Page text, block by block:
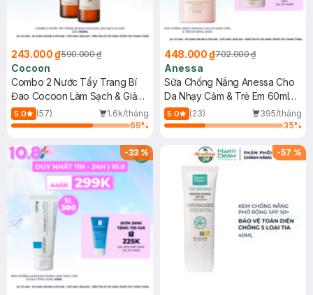
243.000 ₫590.000 ₫
Cocoon
Combo 2 Nước Tẩy Trang Bí
Đao Cocoon Làm Sạch & Giảm
Dầu 500ml
5.0 (57)
1.6k/tháng
69%
448.000 ₫702.000 ₫
Anessa
Sữa Chống Nắng Anessa Cho
Da Nhạy Cảm & Trẻ Em 60ml
(Mới)
5.0 (23)
395/tháng
35%
-33% -57 %